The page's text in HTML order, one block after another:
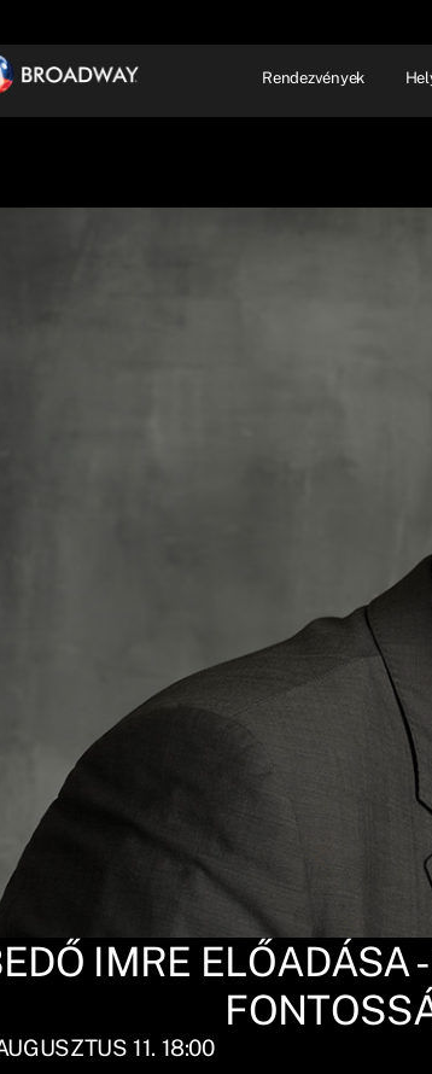
Rendezvények
IMRE ELŐADÁSA
11. 18:00